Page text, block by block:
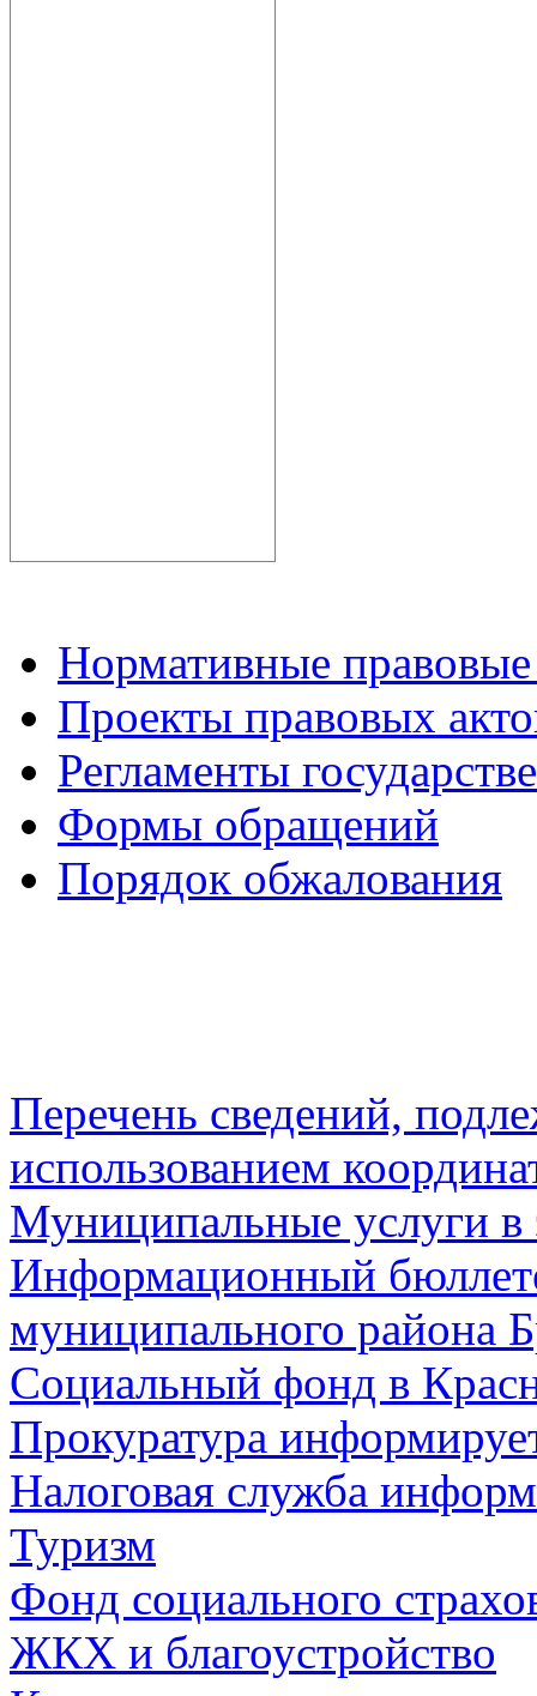
Нормативные
Проекты правовых
Регламенты
Формы обращений
Порядок обжалования
Перечень сведений,
использованием
Муниципальные услуги в
Информационный
муниципального района
Социальный фонд в
Прокуратура
Налоговая служба
Туризм
Фонд социального
ЖКХ и благоустройство